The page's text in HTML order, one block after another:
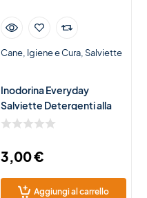
Cane Igiene e Cura Salviette
Inodorina Everyday
Salviette Detergenti alla
Citronella per Cani e Gatti –
3,00€
Aggiungi al carrello